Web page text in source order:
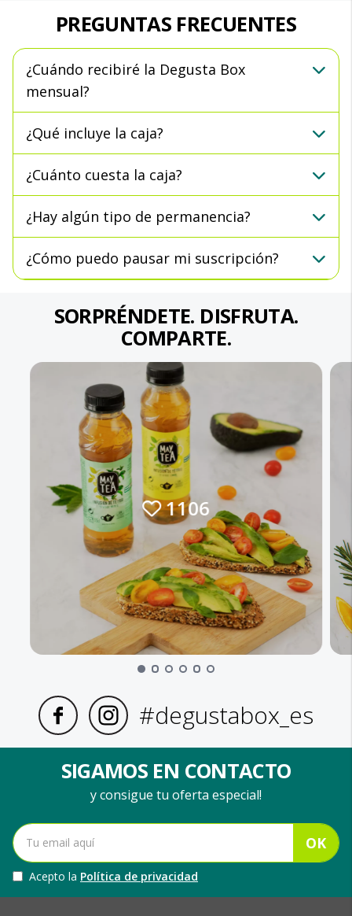
PREGUNTAS FRECUENTES
¿Cuándo recibiré la Degusta Box
mensual?
¿Qué incluye la caja?
¿Cuánto cuesta la caja?
¿Hay algún tipo de permanencia?
¿Cómo puedo pausar mi suscripción?
SORPRÉNDETE. DISFRUTA.
COMPARTE.
1106
#degustabox_es
SIGAMOS EN CONTACTO
y consigue tu oferta especial!
OK
Acepto la Política de privacidad